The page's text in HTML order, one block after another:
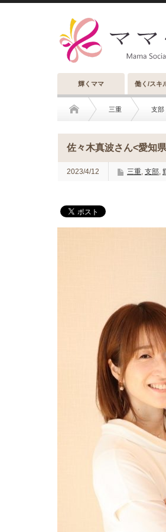
輝くママ 働く/スキ
三重 支部
佐々木真波さん<愛知
2023/4/12 三重, 支部,